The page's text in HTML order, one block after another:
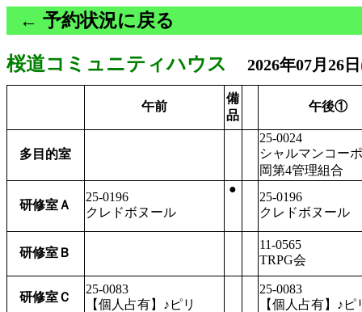
← 予約状況に戻る
桜道コミュニティハウス 2026年07月26日
午前
備
品
午後①
多目的室
25-0024
シャルマンコー
岡第4管理組合
研修室Ａ
25-0196
クレドボヌール
●
25-0196
クレドボヌール
研修室Ｂ
11-0565
TRPG会
研修室Ｃ
25-0083
【個人占有】♪ピリ
25-0083
【個人占有】♪ピ